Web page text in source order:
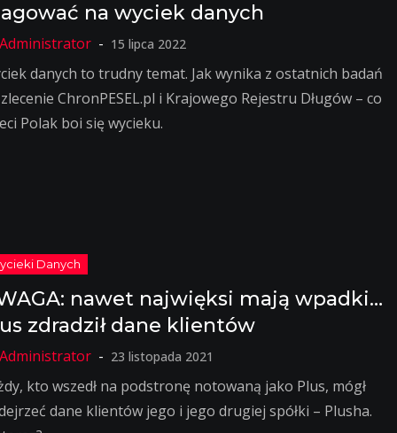
na wyciek danych
15 lipca 2022
danych to trudny temat. Jak wynika z ostatnich badań
ChronPESEL.pl i Krajowego Rejestru Długów – co
Polak boi się wycieku.
nawet najwięksi mają wpadki…
zdradził dane klientów
23 listopada 2021
kto wszedł na podstronę notowaną jako Plus, mógł
dane klientów jego i jego drugiej spółki – Plusha.